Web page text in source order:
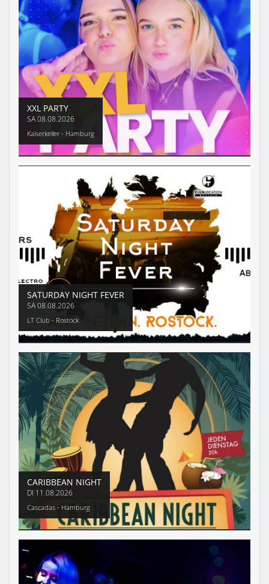
XXL PARTY
SA08.08.2026
Kaiserkeller - Hamburg
SATURDAY NIGHT FEVER
SA08.08.2026
LT Club - Rostock
CARIBBEAN NIGHT
DI 11.08.2026
Cascadas - Hamburg